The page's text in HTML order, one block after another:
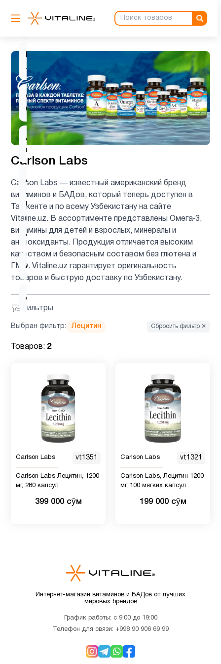
Carlson Labs
Carlson Labs — известный американский бренд
витаминов и БАДов, который теперь доступен в
Ташкенте и по всему Узбекистану на сайте
Vitaline.uz. В ассортименте представлены Омега‑3,
витамины для детей и взрослых, минералы и
антиоксиданты. Продукция отличается высоким
качеством и безопасным составом без глютена и
ГМО. Vitaline.uz гарантирует оригинальность
товаров и быструю доставку по Узбекистану.
Фильтры
L-
карнитин
1
лизин
2
Q10
(CoQ10)
1
Алоэ
вера
1
Альфа-
липоевая
кислота
1
Аминокислоты 6
Антиоксиданты 4
Астаксантин
ацетилцистеин 1
Биотин 2
Вегетарианский
продукт
B
Витамин
Выбран фильтр: Лецитин Сбросить фильтр ✕
Товаров: 2
Carlson Labs vt1351
Carlson Labs Лецитин, 1200
мг, 280 капсул
399 000 сӯм
Carlson Labs vt1321
Carlson Labs, Лецитин 1200
мг, 100 мягких капсул
199 000 сӯм
Интернет-магазин витаминов и БАДов от лучших
мировых брендов
График работы: с 9:00 до 19:00
Телефон для связи: +998 90 906 69 99